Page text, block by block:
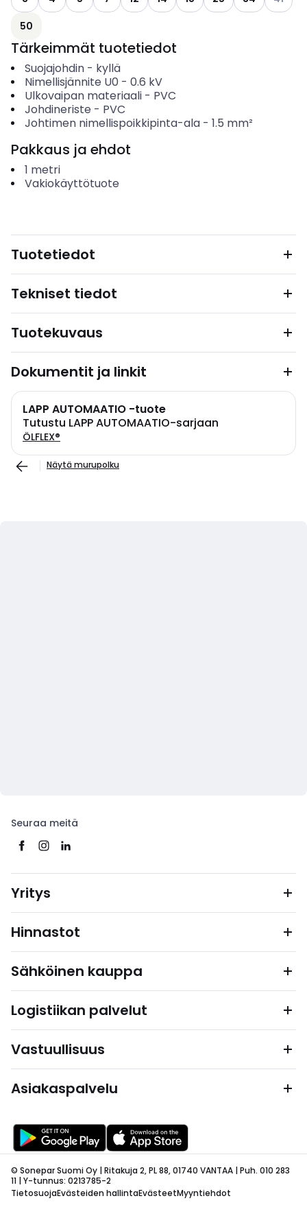
50
Tärkeimmät tuotetiedot
Suojajohdin- kyllä
Nimellisjännite U0 - 0.6 kV
Ulkovaipan materiaali- PVC
Johdineriste - PVC
Johtimen nimellispoikkipinta-ala- 1.5 mm²
Pakkaus ja ehdot
1 metri
Vakiokäyttötuote
Tuotetiedot
Tekniset tiedot
Tuotekuvaus
Dokumentit ja linkit
LAPP AUTOMAATIO -tuote
Tutustu LAPP AUTOMAATIO-sarjaan
ÖLFLEX®
Näytä murupolku
Seuraa meitä
Yritys
Hinnastot
Sähköinen kauppa
Logistiikan palvelut
Vastuullisuus
Asiakaspalvelu
© Sonepar Suomi Oy | Ritakuja 2, PL 88, 01740 VANTAA | Puh. 010 283
11 | Y-tunnus: 0213785-2
TietosuojaEvästeiden hallintaEvästeetMyyntiehdot